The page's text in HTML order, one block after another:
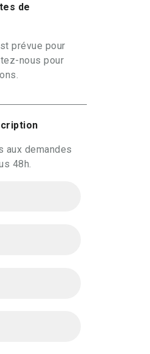
de
prévue pour
nous pour
aux demandes
48h.